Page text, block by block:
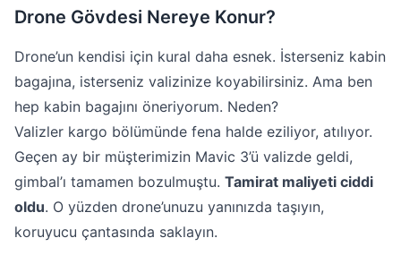
Drone Gövdesi Nereye Konur?
Drone’un kendisi için kural daha esnek. İsterseniz kabin
bagajına, isterseniz valizinize koyabilirsiniz. Ama ben
hep kabin bagajını öneriyorum. Neden?
Valizler kargo bölümünde fena halde eziliyor, atılıyor.
Geçen ay bir müşterimizin Mavic 3’ü valizde geldi,
gimbal’ı tamamen bozulmuştu. Tamirat maliyeti ciddi
oldu. O yüzden drone’unuzu yanınızda taşıyın,
koruyucu çantasında saklayın.